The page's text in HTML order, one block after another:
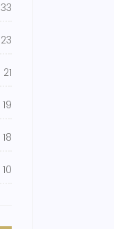
33
23
21
19
18
10